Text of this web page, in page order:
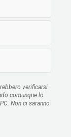
verificarsi
comunque lo
Non ci saranno